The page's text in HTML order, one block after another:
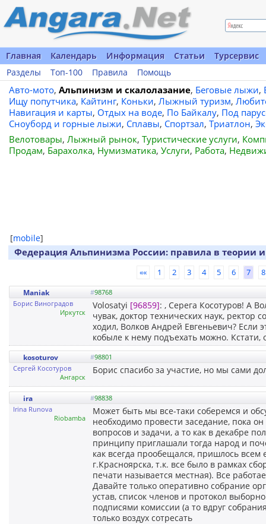
Главная Календарь Информация Статьи
Турсервис
Разделы
Топ-100 Правила Помощь
Авто-мото, Альпинизм и скалолазание, Беговые лыжи,
Ищу попутчика, Кайтинг, Коньки, Лыжный туризм,
Навигация и карты, Отдых на воде, По Байкалу, Под
Сноуборд и горные лыжи, Сплавы, Спортзал, Триатлон,
Велотовары, Лыжный рынок, Туристические услуги,
Продам, Барахолка, Нумизматика, Услуги, Работа,
[mobile]
Федерация Альпинизма России: правила в теории
«« 1 2 3 4 5 6 7 8
Maniak #98768
Борис Виноградов
Иркутск
Volosatyi [96859]: , Серега Косотуров! А
чувак, доктор технических наук, ректор
ходил, Волков Андрей Евгеньевич? Если
кобыле к нему подъехать можно.
kosoturov #98801
Сергей Косотуров
Ангарск
Борис спасибо за участие, но мы сами
ira #98838
Irina Runova
Riobamba
Может быть мы все-таки соберемся и
необходимо провести заседание, пока
вопросов и задачи, а то как в декабре
принципу приглашали тогда народ и
как всегда прообещался, пришлось
г.Красноярска, т.к. все было в рамках
печати называется местная). Все
Давайте только оперативно собрание
устав, список членов и протокол
подписями комиссии (а то вдруг
только воздух сотресать